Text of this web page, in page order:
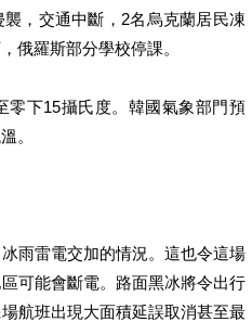
，交通中斷，2名烏克蘭居民凍
俄羅斯部分學校停課。
零下15攝氏度。韓國氣象部門預
。
雨雷電交加的情況。這也令這場
可能會斷電。路面黑冰將令出行
航班出現大面積延誤取消甚至最